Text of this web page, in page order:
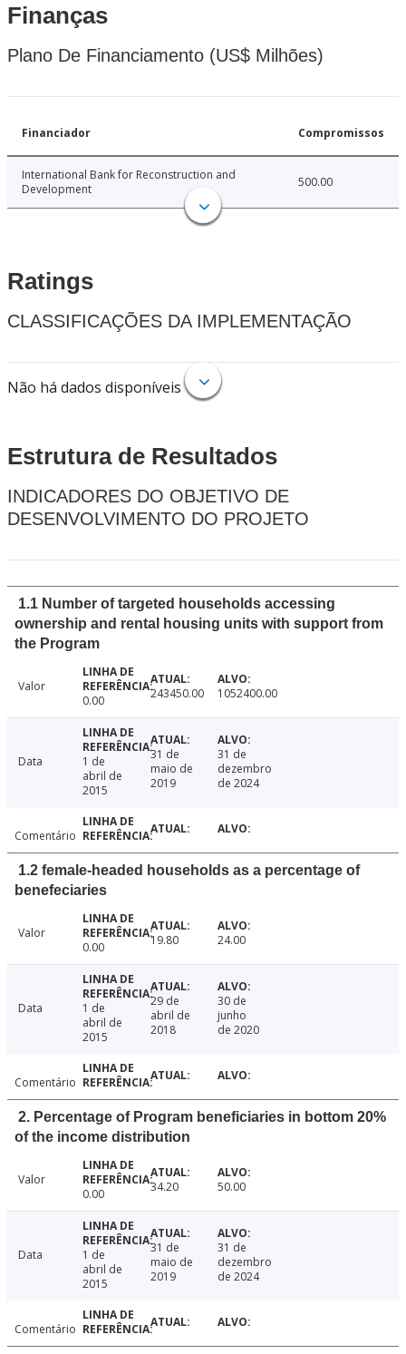
Finanças
Plano De Financiamento (US$ Milhões)
Financiador Compromissos
International Bank for Reconstruction and
Development
500.00
Ratings
CLASSIFICAÇÕES DA IMPLEMENTAÇÃO
Não há dados disponíveis
Estrutura de Resultados
INDICADORES DO OBJETIVO DE
DESENVOLVIMENTO DO PROJETO
1.1 Number of targeted households accessing
ownership and rental housing units with support from
the Program
Valor
0.00
243450.00 1052400.00
Data
1 de
abril de
2015
31 de
maio de
2019
31 de
dezembro
de 2024
Comentário
1.2 female-headed households as a percentage of
benefeciaries
Valor
0.00
19.80 24.00
Data
1 de
abril de
2015
29 de
abril de
2018
30 de
junho
de 2020
Comentário
2. Percentage of Program beneficiaries in bottom 20%
of the income distribution
Valor
0.00
34.20 50.00
Data
1 de
abril de
2015
31 de
maio de
2019
31 de
dezembro
de 2024
Comentário